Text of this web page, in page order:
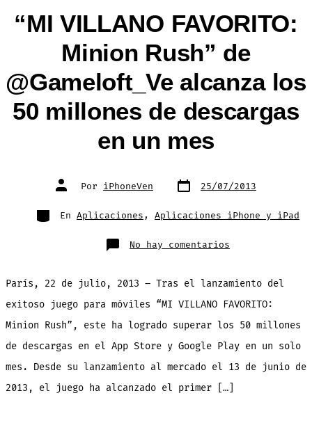
“MI VILLANO FAVORITO:
Minion Rush” de
@Gameloft_Ve alcanza los
50 millones de descargas
en un mes
Autor
de Por iPhoneVen Fecha
de 25/07/2013
Categorías
En Aplicaciones , Aplicaciones iPhone y iPad
No hay comentarios
“MI
Minion
Rush”
@Gameloft_Ve
alcanza
los
50
de
descargas
en
un
París, 22 de julio, 2013 – Tras el lanzamiento del
exitoso juego para móviles “MI VILLANO FAVORITO:
Minion Rush”, este ha logrado superar los 50 millones
de descargas en el App Store y Google Play en un solo
mes. Desde su lanzamiento al mercado el 13 de junio de
2013, el juego ha alcanzado el primer […]